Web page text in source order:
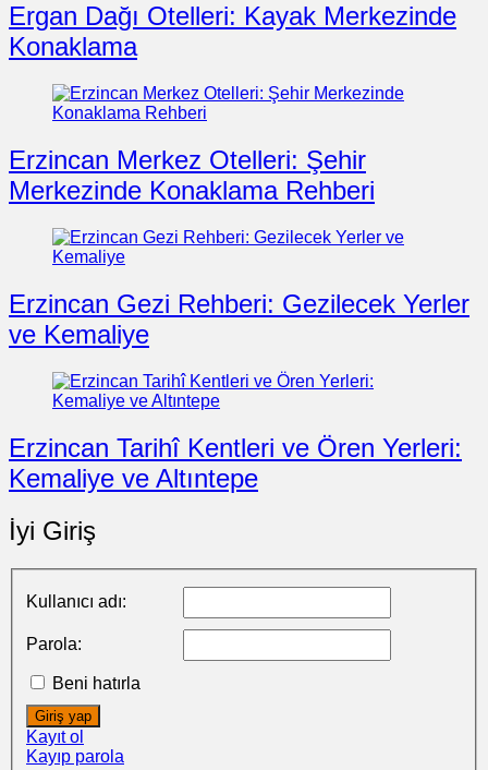
Ergan Dağı Otelleri: Kayak Merkezinde
Konaklama
Erzincan Merkez Otelleri: Şehir
Merkezinde Konaklama Rehberi
Erzincan Gezi Rehberi: Gezilecek Yerler
ve Kemaliye
Erzincan Tarihî Kentleri ve Ören Yerleri:
Kemaliye ve Altıntepe
İyi Giriş
Kullanıcı adı:
Parola:
Beni hatırla
Giriş yap
Kayıt ol
Kayıp parola